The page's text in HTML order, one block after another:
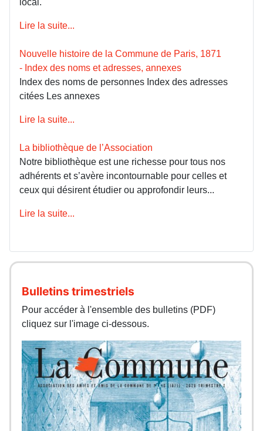
local.
Lire la suite...
Nouvelle histoire de la Commune de Paris, 1871
- Index des noms et adresses, annexes
Index des noms de personnes Index des adresses
citées Les annexes
Lire la suite...
La bibliothèque de l’Association
Notre bibliothèque est une richesse pour tous nos
adhérents et s’avère incontournable pour celles et
ceux qui désirent étudier ou approfondir leurs...
Lire la suite...
Bulletins trimestriels
Pour accéder à l'ensemble des bulletins (PDF)
cliquez sur l'image ci-dessous.